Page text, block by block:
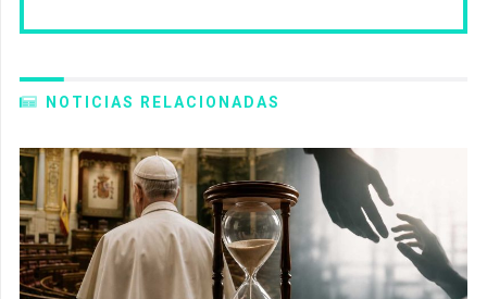
NOTICIAS RELACIONADAS